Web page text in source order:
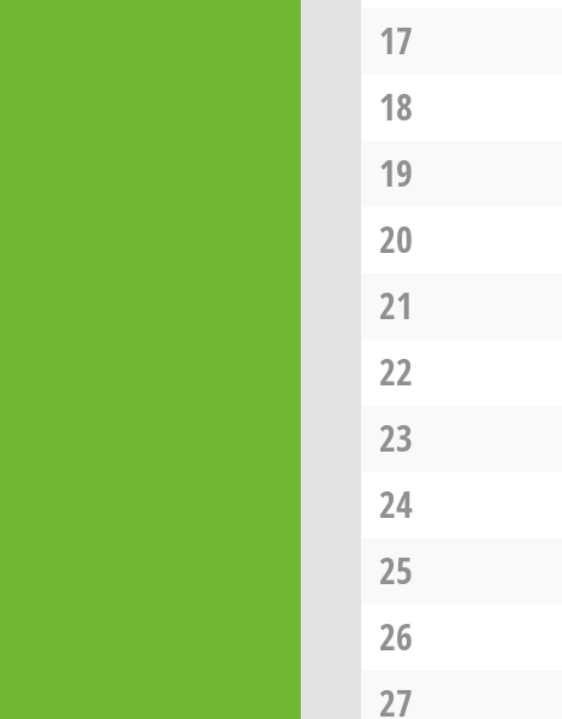
17
18
19
20
21
22
23
24
25
26
27